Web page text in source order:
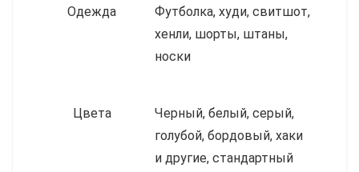
Одежда
Футболка, худи, свитшот,
хенли, шорты, штаны,
носки
Цвета
Черный, белый, серый,
голубой, бордовый, хаки
и другие, стандартный